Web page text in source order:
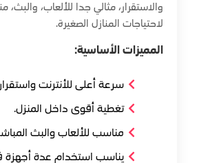
والاستقرار، مثالي جدا للألعاب،
لاحتياجات المنازل الصغيرة.
المميزات الأساسية:
سرعة أعلى للأنترنت
تغطية أقوى داخل المنزل.
مناسب للألعاب والبث
يناسب استخدام عدة